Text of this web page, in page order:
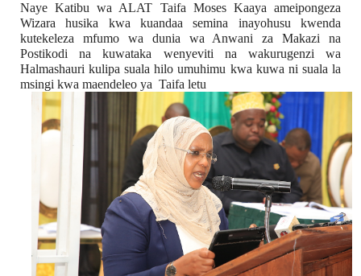
Naye Katibu wa ALAT Taifa Moses Kaaya ameipongeza
Wizara husika kwa kuandaa semina inayohusu kwenda
kutekeleza mfumo wa dunia wa Anwani za Makazi na
Postikodi na kuwataka wenyeviti na wakurugenzi wa
Halmashauri kulipa suala hilo umuhimu kwa kuwa ni suala la
msingi kwa maendeleo ya  Taifa letu